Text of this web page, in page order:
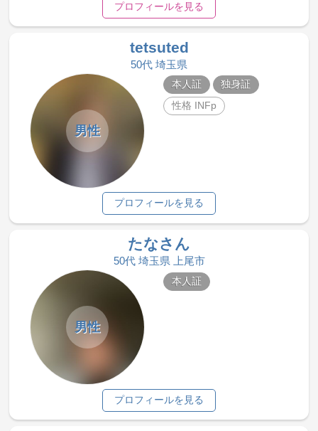
プロフィールを見る
tetsuted
50代 埼玉県
男性
本人証
独身証
性格 INFp
プロフィールを見る
たなさん
50代 埼玉県 上尾市
男性
本人証
プロフィールを見る